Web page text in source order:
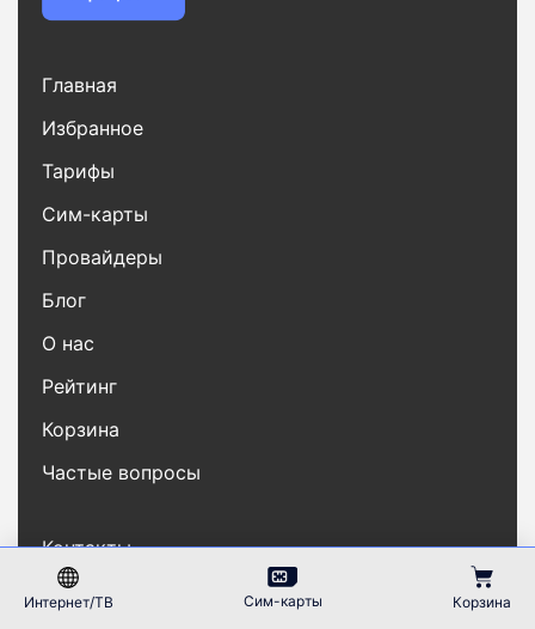
Интернет/ТВ Сим-карты Корзина
Главная
Избранное
Тарифы
Сим-карты
Провайдеры
Блог
О нас
Рейтинг
Корзина
Частые вопросы
Контакты
Карта сайта